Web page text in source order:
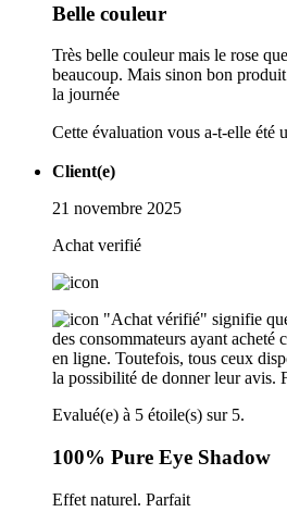
Belle couleur
Très belle couleur mais le rose
beaucoup. Mais sinon bon
la journée
Cette évaluation vous a-t-elle été
Client(e)
21 novembre 2025
Achat verifié
"Achat vérifié" signifie
des consommateurs ayant acheté
en ligne. Toutefois, tous ceux
la possibilité de donner leur avis.
Evalué(e) à 5 étoile(s) sur 5.
100% Pure Eye Shadow
Effet naturel. Parfait